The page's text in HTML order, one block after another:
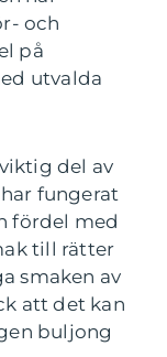
och
på
utvalda
del av
fungerat
fördel med
till rätter
smaken av
att det kan
buljong